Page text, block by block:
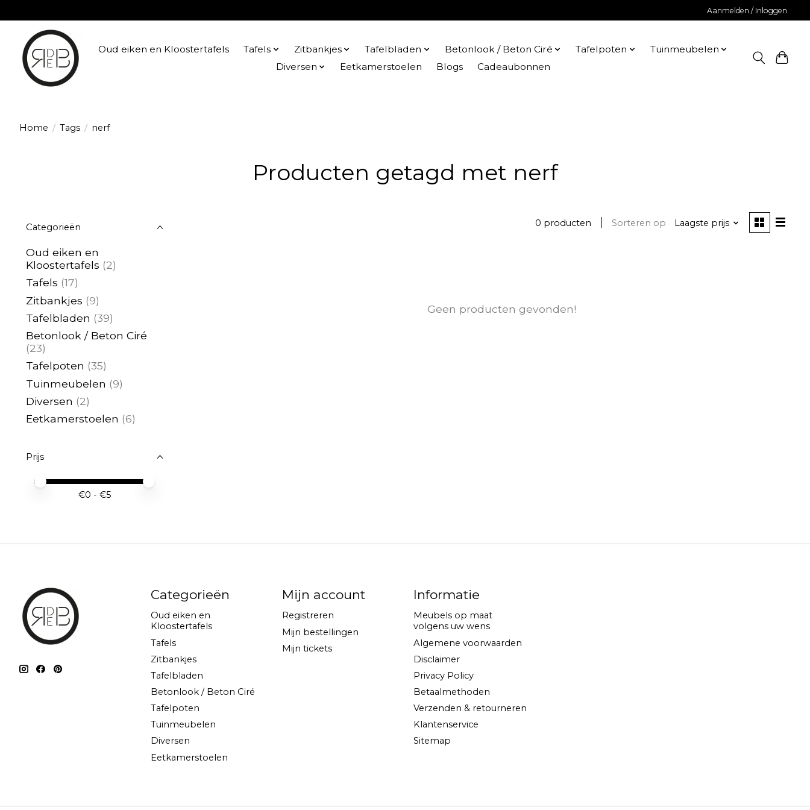
Aanmelden / Inloggen
Oud eiken en Kloostertafels Tafels Zitbankjes Tafelbladen Betonlook / Beton Ciré Tafelpoten
Tuinmeubelen
Diversen
Eetkamerstoelen Blogs Cadeaubonnen
Home / Tags / nerf
Producten getagd met nerf
Categorieën
Oud eiken en
Kloostertafels (2)
Tafels (17)
Zitbankjes (9)
Tafelbladen (39)
Betonlook / Beton Ciré
(23)
Tafelpoten (35)
Tuinmeubelen (9)
Diversen (2)
Eetkamerstoelen (6)
Prijs
Minimale prijswaarde
Price maximum value
€0 - €5
0 producten Sorteren op Laagste prijs
Geen producten gevonden!
Categorieën
Oud eiken en
Kloostertafels
Tafels
Zitbankjes
Tafelbladen
Betonlook / Beton Ciré
Tafelpoten
Tuinmeubelen
Diversen
Eetkamerstoelen
Mijn account
Registreren
Mijn bestellingen
Mijn tickets
Informatie
Meubels op maat
volgens uw wens
Algemene voorwaarden
Disclaimer
Privacy Policy
Betaalmethoden
Verzenden & retourneren
Klantenservice
Sitemap